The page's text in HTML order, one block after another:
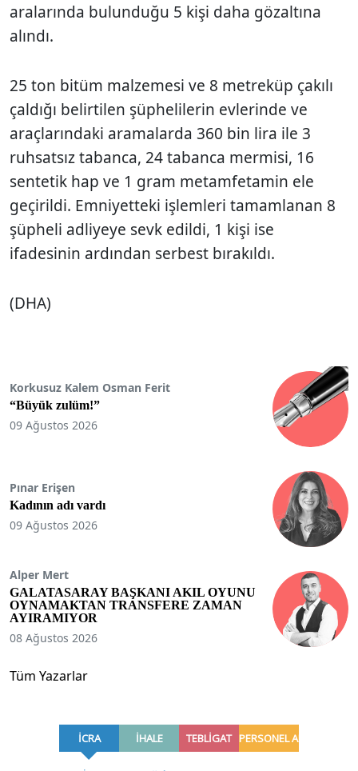
aralarında bulunduğu 5 kişi daha gözaltına
alındı.
25 ton bitüm malzemesi ve 8 metreküp çakılı
çaldığı belirtilen şüphelilerin evlerinde ve
araçlarındaki aramalarda 360 bin lira ile 3
ruhsatsız tabanca, 24 tabanca mermisi, 16
sentetik hap ve 1 gram metamfetamin ele
geçirildi. Emniyetteki işlemleri tamamlanan 8
şüpheli adliyeye sevk edildi, 1 kişi ise
ifadesinin ardından serbest bırakıldı.
(DHA)
Korkusuz Kalem Osman Ferit
“Büyük zulüm!”
09 Ağustos 2026
Pınar Erişen
Kadının adı vardı
09 Ağustos 2026
Alper Mert
GALATASARAY BAŞKANI AKIL OYUNU
OYNAMAKTAN TRANSFERE ZAMAN
AYIRAMIYOR
08 Ağustos 2026
Tüm Yazarlar